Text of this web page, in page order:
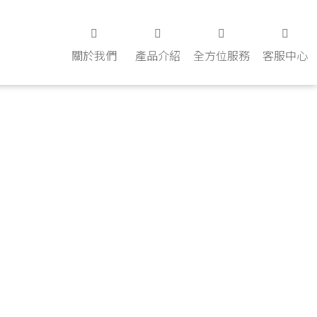
關於我們 產品介紹 全方位服務 客服中心